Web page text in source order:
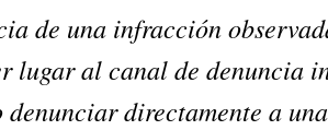
de una infracción
lugar al canal de denuncia
denunciar directamente a